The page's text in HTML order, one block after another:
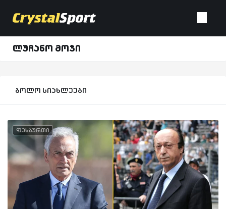
ლუჩანო მოჯი
ბოლო სიახლეები
ფეხბურთი